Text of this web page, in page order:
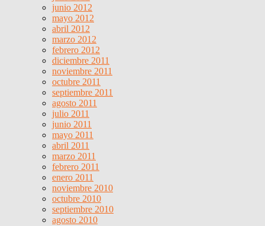
junio 2012
mayo 2012
abril 2012
marzo 2012
febrero 2012
diciembre 2011
noviembre 2011
octubre 2011
septiembre 2011
agosto 2011
julio 2011
junio 2011
mayo 2011
abril 2011
marzo 2011
febrero 2011
enero 2011
noviembre 2010
octubre 2010
septiembre 2010
agosto 2010